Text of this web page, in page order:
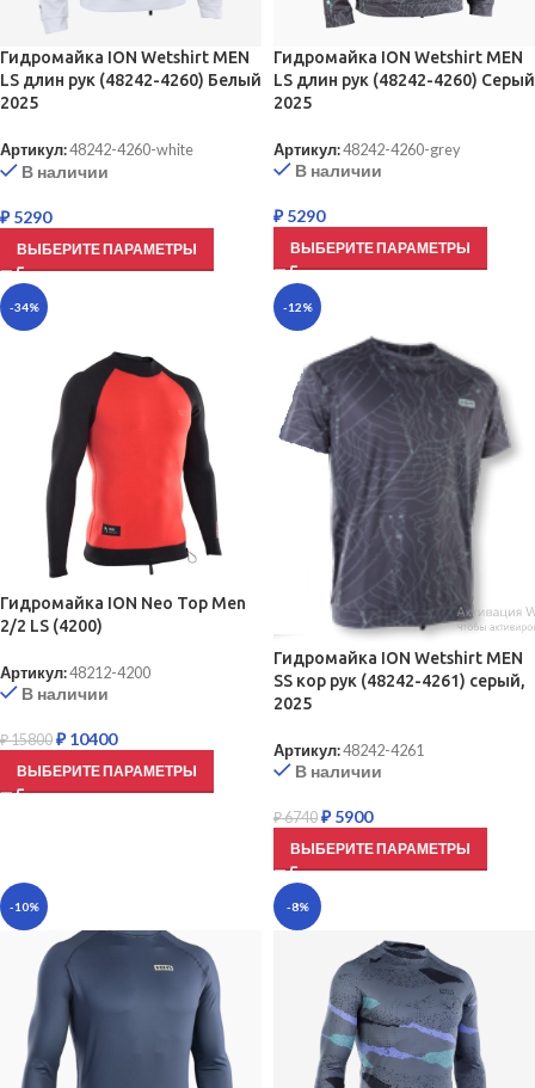
Гидромайка ION Wetshirt MEN
LS длин рук (48242-4260) Белый
2025
Артикул:48242-4260-white
В наличии
₽5290
ВЫБЕРИТЕ ПАРАМЕТРЫ
Гидромайка ION Wetshirt MEN
LS длин рук (48242-4260) Серый
2025
Артикул:48242-4260-grey
В наличии
₽5290
ВЫБЕРИТЕ ПАРАМЕТРЫ
-34%
Гидромайка ION Neo Top Men
2/2 LS (4200)
Артикул:48212-4200
В наличии
₽15800 ₽10400
ВЫБЕРИТЕ ПАРАМЕТРЫ
-12%
Гидромайка ION Wetshirt MEN
SS кор рук (48242-4261) серый,
2025
Артикул:48242-4261
В наличии
₽6740 ₽5900
ВЫБЕРИТЕ ПАРАМЕТРЫ
-10% -8%